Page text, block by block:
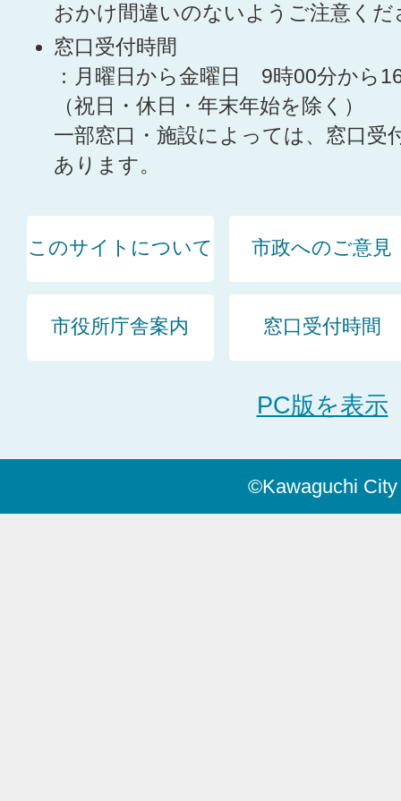
おかけ間違いのないようご注意くだ
窓口受付時間
：月曜日から金曜日 9時00分から
（祝日・休日・年末年始を除く）
一部窓口・施設によっては、窓口受
あります。
このサイトについて 市政へのご意見
市役所庁舎案内 窓口受付時間
PC版を表示
©Kawaguchi City